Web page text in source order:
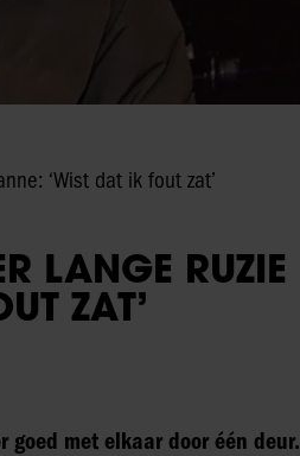
‘Wist dat ik fout zat’
LANGE RUZIE
ZAT’
goed met elkaar door één deur.